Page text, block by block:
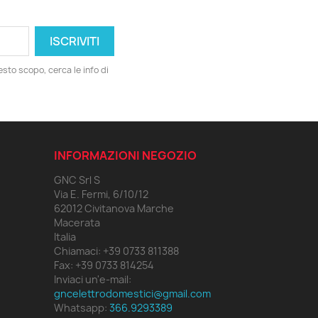
scopo, cerca le info di
INFORMAZIONI NEGOZIO
GNC Srl S
Via E. Fermi, 6/10/12
62012 Civitanova Marche
Macerata
Italia
Chiamaci: +39 0733 811388
Fax: +39 0733 814254
Inviaci un'e-mail:
gncelettrodomestici@gmail.com
Whatsapp: 366.9293389